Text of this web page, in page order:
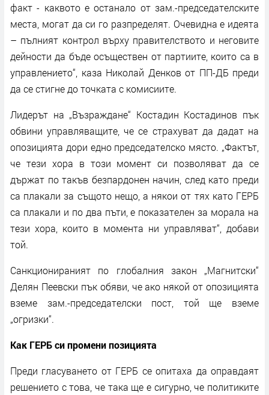
факт - каквото е останало от зам.-председателските
места, могат да си го разпределят. Очевидна е идеята
– пълният контрол върху правителството и неговите
дейности да бъде осъществен от партиите, които са в
управлението“, каза Николай Денков от ПП-ДБ преди
да се стигне до точката с комисиите.
Лидерът на „Възраждане“ Костадин Костадинов пък
обвини управляващите, че се страхуват да дадат на
опозицията дори едно председателско място. „Фактът,
че тези хора в този момент си позволяват да се
държат по такъв безпардонен начин, след като преди
са плакали за същото нещо, а някои от тях като ГЕРБ
са плакали и по два пъти, е показателен за морала на
тези хора, които в момента ни управляват“, добави
той.
Санкционираният по глобалния закон „Магнитски“
Делян Пеевски пък обяви, че ако някой от опозицията
вземе зам.-председателски пост, той ще вземе
„огризки“.
Как ГЕРБ си промени позицията
Преди гласуването от ГЕРБ се опитаха да оправдаят
решението с това, че така ще е сигурно, че политиките